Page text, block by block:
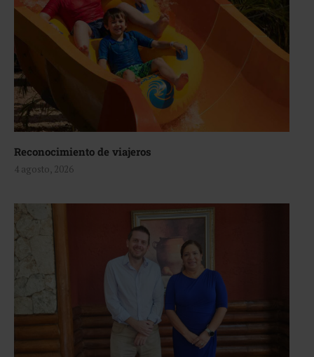
Reconocimiento de viajeros
4 agosto, 2026